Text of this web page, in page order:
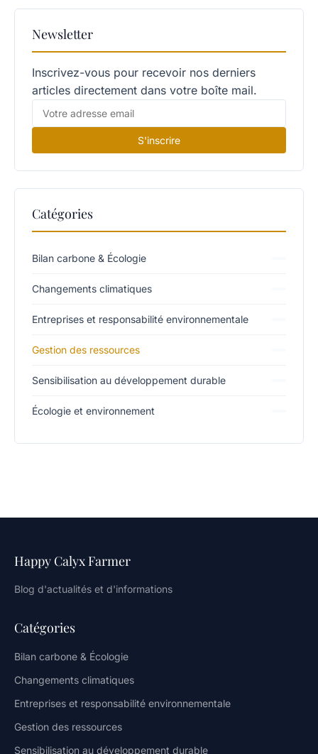
Newsletter
Inscrivez-vous pour recevoir nos derniers
articles directement dans votre boîte mail.
S'inscrire
Catégories
Bilan carbone & Écologie
Changements climatiques
Entreprises et responsabilité environnementale
Gestion des ressources
Sensibilisation au développement durable
Écologie et environnement
Happy Calyx Farmer
Blog d'actualités et d'informations
Catégories
Bilan carbone & Écologie
Changements climatiques
Entreprises et responsabilité environnementale
Gestion des ressources
Sensibilisation au développement durable